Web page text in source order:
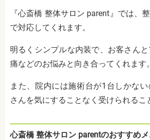
『心斎橋 整体サロン parent』では、
で対応してくれます。
明るくシンプルな内装で、お客さん
痛などのお悩みと向き合ってくれます。
また、院内には施術台が1台しかな
さんを気にすることなく受けられるこ
心斎橋 整体サロン parentのおすすめ